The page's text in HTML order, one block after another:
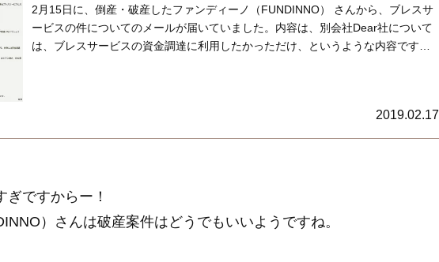
2月15日に、倒産・破産したファンディーノ（FUNDINNO） さんから、ブレスサ
ービスの件についてのメールが届いていました。内容は、別会社Dear社について
は、ブレスサービスの資金調達に利用したかっただけ、というような内容です…
2019.02.17
ぎですからー！
）さんは破産案件はどうでもいいようですね。